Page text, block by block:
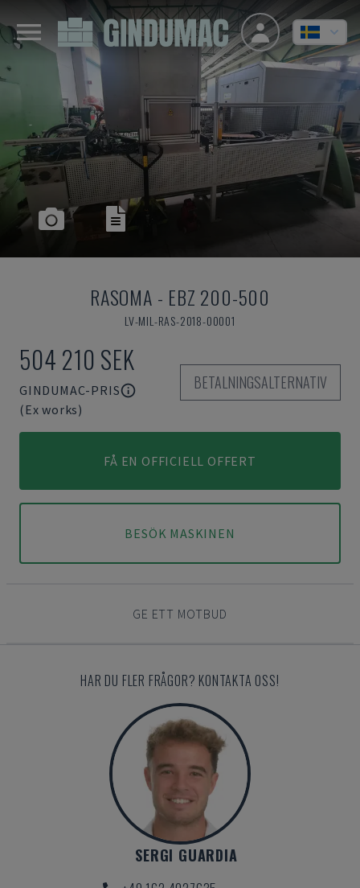
RASOMA - EBZ 200-500
LV-MIL-RAS-2018-00001
504 210 SEK
GINDUMAC-PRIS
(Ex works)
BETALNINGSALTERNATIV
FÅ EN OFFICIELL OFFERT
BESÖK MASKINEN
GE ETT MOTBUD
HAR DU FLER FRÅGOR? KONTAKTA OSS!
SERGI GUARDIA